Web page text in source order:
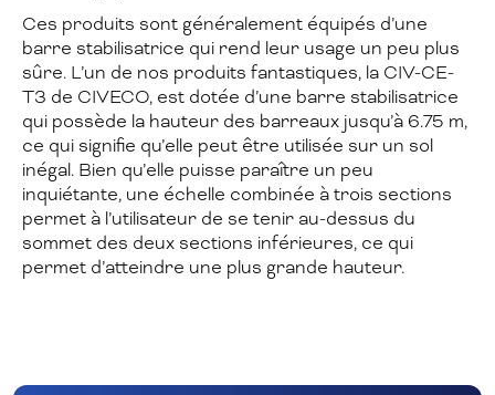
Ces produits sont généralement équipés d’une
barre stabilisatrice qui rend leur usage un peu plus
sûre. L’un de nos produits fantastiques, la CIV-CE-
T3 de CIVECO, est dotée d’une barre stabilisatrice
qui possède la hauteur des barreaux jusqu’à 6.75 m,
ce qui signifie qu’elle peut être utilisée sur un sol
inégal. Bien qu’elle puisse paraître un peu
inquiétante, une échelle combinée à trois sections
permet à l’utilisateur de se tenir au-dessus du
sommet des deux sections inférieures, ce qui
permet d’atteindre une plus grande hauteur.